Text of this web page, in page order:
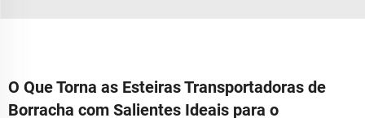
O Que Torna as Esteiras Transportadoras de
Borracha com Salientes Ideais para o